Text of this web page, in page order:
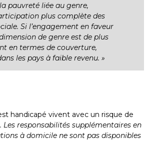
pauvreté liée au genre,
plus complète des
Si l’engagement en faveur
de genre est de plus
en termes de couverture,
les pays à faible revenu. »
handicapé vivent avec un risque de
Les responsabilités supplémentaires en
à domicile ne sont pas disponibles